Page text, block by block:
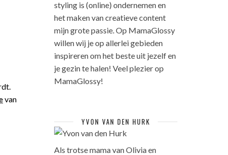
van
styling is (online) ondernemen en
het maken van creatieve content
mijn grote passie. Op MamaGlossy
willen wij je op allerlei gebieden
inspireren om het beste uit jezelf en
je gezin te halen! Veel plezier op
MamaGlossy!
YVON VAN DEN HURK
Als trotse mama van Olivia en